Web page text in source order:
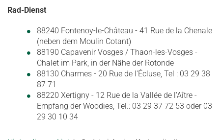
Rad-Dienst
88240 Fontenoy-le-Château - 41 Rue de la Chenale
(neben dem Moulin Cotant)
88190 Capavenir Vosges / Thaon-les-Vosges -
Chalet im Park, in der Nähe der Rotonde
88130 Charmes - 20 Rue de l'Écluse, Tel : 03 29 38
87 71
88220 Xertigny - 12 Rue de la Vallée de l'Aître -
Empfang der Woodies, Tel.: 03 29 37 72 53 oder 03
29 30 10 34